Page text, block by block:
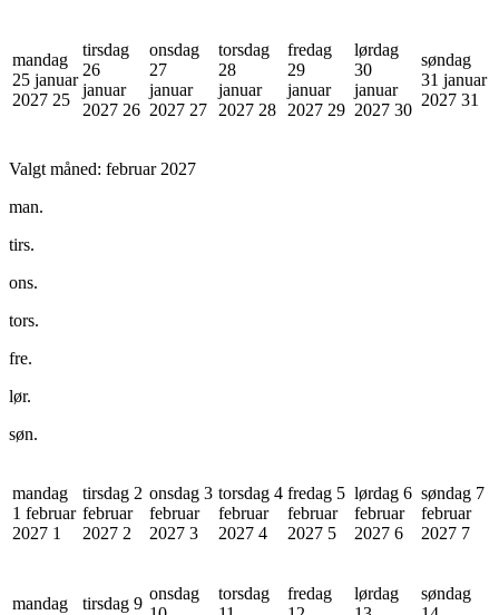
mandag
25 januar
2027 25
tirsdag
26
januar
2027 26
onsdag
27
januar
2027 27
torsdag
28
januar
2027 28
fredag
29
januar
2027 29
lørdag
30
januar
2027 30
søndag
31 januar
2027 31
Valgt måned: februar 2027
man.
tirs.
ons.
tors.
fre.
lør.
søn.
mandag
1 februar
2027 1
tirsdag 2
februar
2027 2
onsdag 3
februar
2027 3
torsdag 4
februar
2027 4
fredag 5
februar
2027 5
lørdag 6
februar
2027 6
søndag 7
februar
2027 7
mandag
tirsdag 9
onsdag
torsdag
fredag
lørdag
søndag